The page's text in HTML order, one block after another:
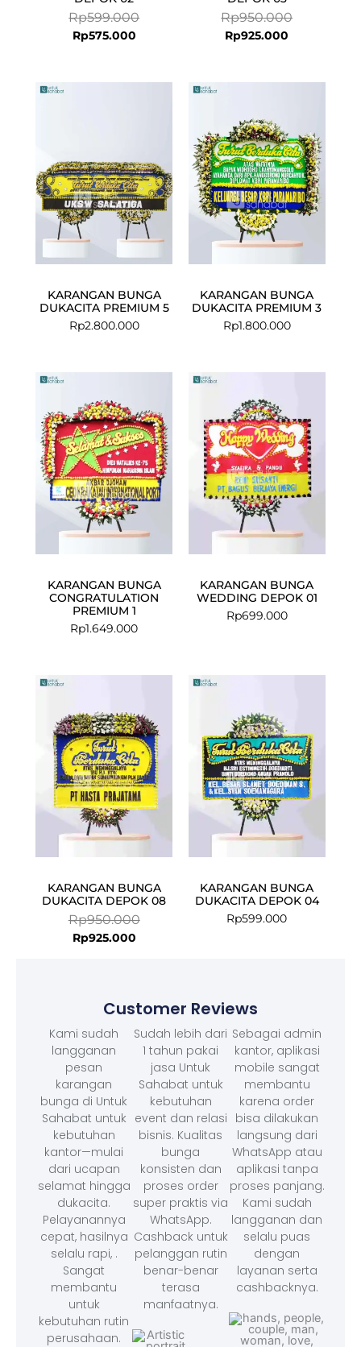
Rp599.000
Rp575.000
Rp950.000
Rp925.000
KARANGAN BUNGA
DUKACITA PREMIUM 5
Rp2.800.000
KARANGAN BUNGA
DUKACITA PREMIUM 3
Rp1.800.000
KARANGAN BUNGA
CONGRATULATION
PREMIUM 1
Rp1.649.000
KARANGAN BUNGA
WEDDING DEPOK 01
Rp699.000
KARANGAN BUNGA
DUKACITA DEPOK 08
Rp950.000
was:
Rp950.000.
Rp925.000
is:
Rp925.000.
KARANGAN BUNGA
DUKACITA DEPOK 04
Rp599.000
Customer Reviews
Kami sudah
langganan
pesan
karangan
bunga di Untuk
Sahabat untuk
kebutuhan
kantor—mulai
dari ucapan
selamat hingga
dukacita.
Pelayanannya
cepat, hasilnya
selalu rapi, .
Sangat
membantu
untuk
kebutuhan rutin
perusahaan.
Sudah lebih dari
1 tahun pakai
jasa Untuk
Sahabat untuk
kebutuhan
event dan relasi
bisnis. Kualitas
bunga
konsisten dan
proses order
super praktis via
WhatsApp.
Cashback untuk
pelanggan rutin
benar-benar
terasa
manfaatnya.
Sebagai admin
kantor, aplikasi
mobile sangat
membantu
karena order
bisa dilakukan
langsung dari
WhatsApp atau
aplikasi tanpa
proses panjang.
Kami sudah
langganan dan
selalu puas
dengan
layanan serta
cashbacknya.